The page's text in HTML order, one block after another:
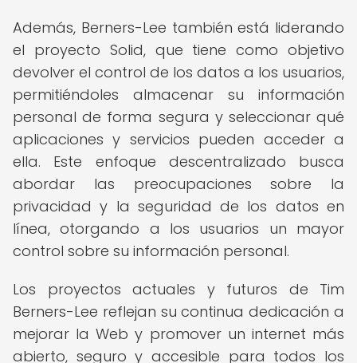
Además, Berners-Lee también está liderando
el proyecto Solid, que tiene como objetivo
devolver el control de los datos a los usuarios,
permitiéndoles almacenar su información
personal de forma segura y seleccionar qué
aplicaciones y servicios pueden acceder a
ella. Este enfoque descentralizado busca
abordar las preocupaciones sobre la
privacidad y la seguridad de los datos en
línea, otorgando a los usuarios un mayor
control sobre su información personal.
Los proyectos actuales y futuros de Tim
Berners-Lee reflejan su continua dedicación a
mejorar la Web y promover un internet más
abierto, seguro y accesible para todos los